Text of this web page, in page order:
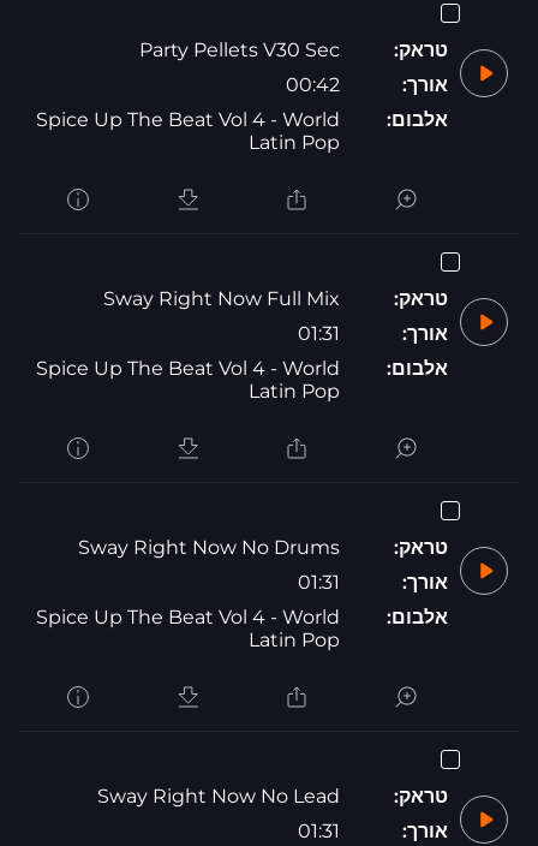
טראק:
Party Pellets V30 Sec
אורך:
00:42
אלבום:
Spice Up The Beat Vol 4 - World
Latin Pop
טראק:
Sway Right Now Full Mix
אורך:
01:31
אלבום:
Spice Up The Beat Vol 4 - World
Latin Pop
טראק:
Sway Right Now No Drums
אורך:
01:31
אלבום:
Spice Up The Beat Vol 4 - World
Latin Pop
טראק:
Sway Right Now No Lead
אורך:
01:31